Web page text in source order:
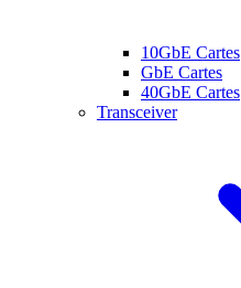
10GbE Cartes
GbE Cartes
40GbE Cartes
Transceiver